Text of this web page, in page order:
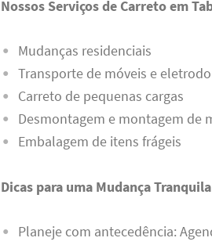
Nossos Serviços de Carreto em
Mudanças residenciais
Transporte de móveis e
Carreto de pequenas cargas
Desmontagem e montagem de
Embalagem de itens frágeis
Dicas para uma Mudança
Planeje com antecedência: